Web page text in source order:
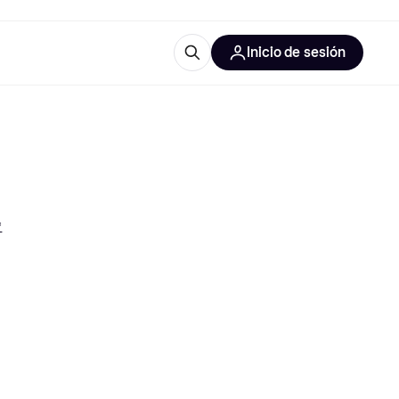
Inicio de sesión